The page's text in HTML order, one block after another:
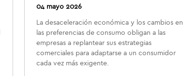
04 mayo 2026
La desaceleración económica y los cambios en
las preferencias de consumo obligan a las
empresas a replantear sus estrategias
comerciales para adaptarse a un consumidor
cada vez más exigente.